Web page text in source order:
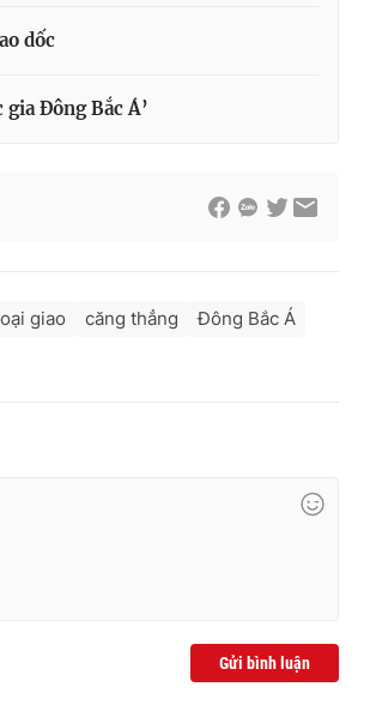
dốc
Đông Bắc Á’
giao căng thẳng
Đông Bắc Á
Gửi bình luận